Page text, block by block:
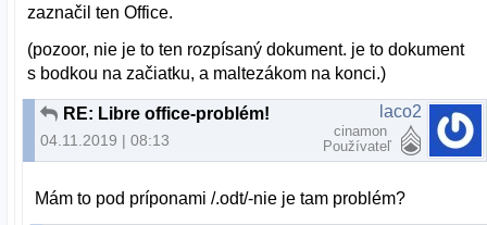
zaznačil ten Office.
(pozoor, nie je to ten rozpísaný dokument. je to dokument
s bodkou na začiatku, a maltezákom na konci.)
RE: Libre office-problém!
04.11.2019 | 08:13
laco2
cinamon
Používateľ
Mám to pod príponami /.odt/-nie je tam problém?